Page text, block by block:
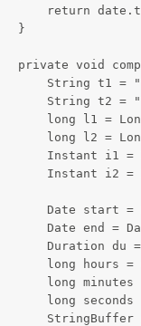
return
}
private void
String t1 =
String t2 =
long l1 =
long l2 =
Instant i1 =
Instant i2 =
Date start =
Date end =
Duration du
long hours =
long minutes
long seconds
StringBuffer